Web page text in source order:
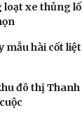
xe thủng
mẫu hài cốt
đô thị